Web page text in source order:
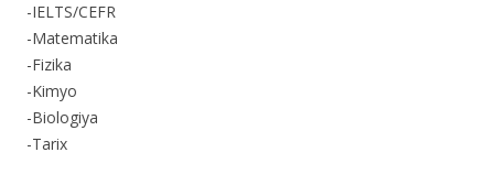
-IELTS/CEFR
-Matematika
-Fizika
-Kimyo
-Biologiya
-Tarix